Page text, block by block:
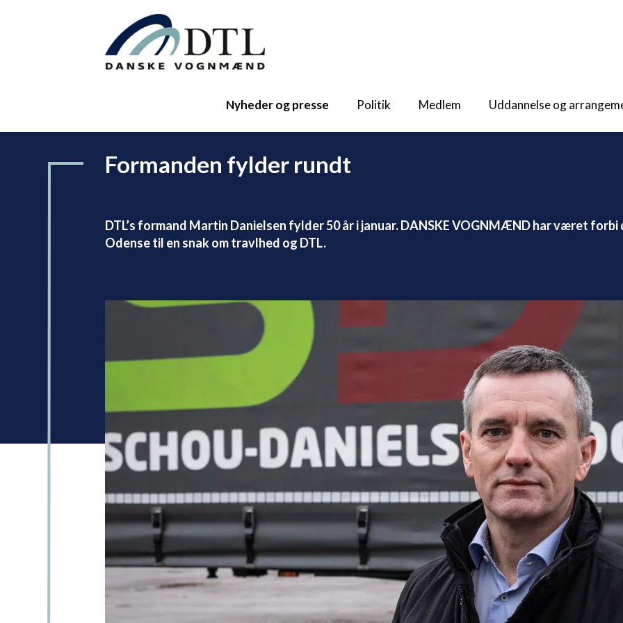
Nyheder og presse Politik Medlem Uddannelse og
Formanden fylder rundt
DTL’s formand Martin Danielsen fylder 50 år i januar. DANSKE VOGNMÆND har været forbi
Odense til en snak om travlhed og DTL.